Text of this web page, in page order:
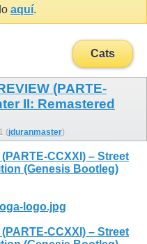
aquí.
Cats
(PARTE-
II: Remastered
(jduranmaster)
CCXXI) – Street
(Genesis Bootleg)
logo.jpg
CCXXI) – Street